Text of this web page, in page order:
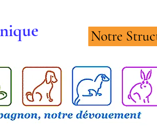
Notre